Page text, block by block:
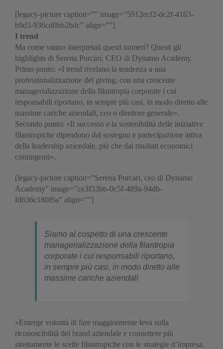
[legacy-picture caption=”” image=”5912ecf2-dc2f-4163-
b9d3-936cd0bb2bdc” align=””]
I trend
Ma come vanno interpretati questi numeri? Questi gli
highlights di Serena Porcari, CEO di Dynamo Academy.
Primo punto: «I trend rivelano la tendenza a una
professionalizzazione del giving, con una crescente
managerializzazione della filantropia corporate i cui
responsabili riportano, in sempre più casi, in modo diretto alle
massime cariche aziendali, ceo o direttore generale».
Secondo punto: «Il successo e la sostenibilità delle iniziative
filantropiche dipendono dal sostegno e partecipazione attiva
della leadership aziendale, più che dai risultati economici
contingenti».
[legacy-picture caption=”Serena Porcari, ceo di Dynamo
Academy” image=”ce3f33bb-0c5f-489a-94db-
fd636c180f6a” align=””]
Siamo al cospetto di una crescente
managerializzazione della filantropia
corporate i cui responsabili riportano,
in sempre più casi, in modo diretto alle
massime cariche aziendali
«Emerge volontà di fare maggiormente leva sulla
riconoscibilità del brand aziendale e connettere più
strettamente le scelte filantropiche con le strategie d’impresa.